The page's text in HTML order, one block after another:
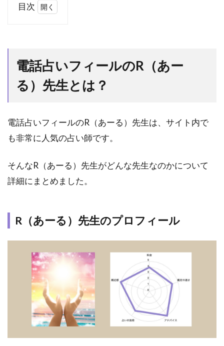
目次
ール
の
R（あ
先生
と
は？
R（あ
ー
ロフ
ル
1.2
R（あ
ー
る）
先生
は霊
感霊
電話占いフィールのR（あー
る）先生とは？
電話占いフィールのR（あーる）先生は、サイト内で
も非常に人気の占い師です。
そんなR（あーる）先生がどんな先生なのかについて
詳細にまとめました。
R（あーる）先生のプロフィール